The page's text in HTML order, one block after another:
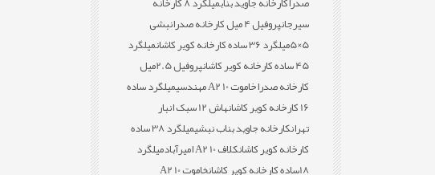
سیرجانپروفیل 4 میل کارخانه صدرا
نبشی
5×5
میلگرد 36 ساده کارخانه کویر کاشان
میلگرد
45 ساده کارخانه کویر کاشان
پروفیل 2.5میل
کارخانه صدراخاموت 10 A2 مهندسی
میلگرد ساده
16 کارخانه کویر کاشان
هاش 12 سبک انبار
تهرانکارخانه جاوید بناب نبشی
میلگرد 38 ساده
کارخانه کویر کاشانکلاف 10 A2 امیرآباد
میلگرد
18ساده کارخانه کویر کاشان
خاموت 10 A2